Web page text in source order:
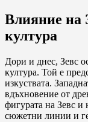
Влияние на
култура
Дори и днес, Зевс
култура. Той е
изкуствата.
вдъхновение от
фигурата на Зевс и
сюжетни линии и